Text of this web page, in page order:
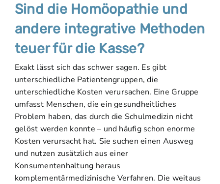
Sind die Homöopathie und
andere integrative Methoden
teuer für die Kasse?
Exakt lässt sich das schwer sagen. Es gibt
unterschiedliche Patientengruppen, die
unterschiedliche Kosten verursachen. Eine Gruppe
umfasst Menschen, die ein gesundheitliches
Problem haben, das durch die Schulmedizin nicht
gelöst werden konnte – und häufig schon enorme
Kosten verursacht hat. Sie suchen einen Ausweg
und nutzen zusätzlich aus einer
Konsumentenhaltung heraus
komplementärmedizinische Verfahren. Die weitaus